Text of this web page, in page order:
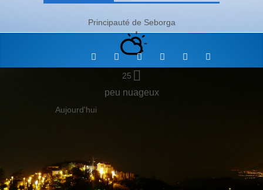
Principauté de Seborga
25
peu nuageux
Aujourd'hui